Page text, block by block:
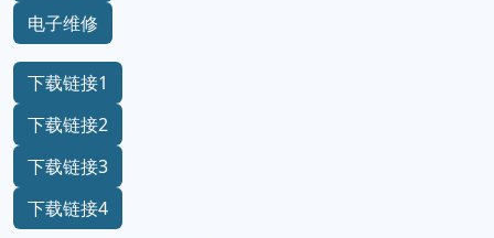
电子维修
下载链接1
下载链接2
下载链接3
下载链接4